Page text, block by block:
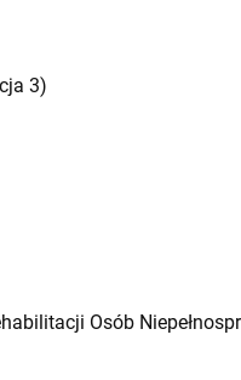
3)
Osób